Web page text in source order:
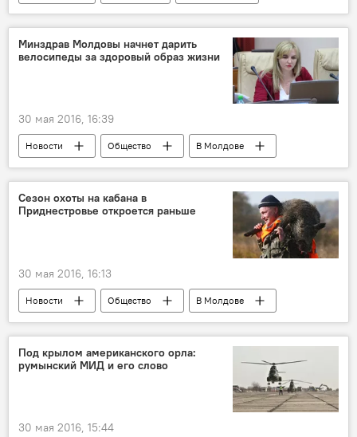
Румыния
Дан Кондря
Лаура Джеорджеску
ЦРУ
Hexi Pharma
Минздрав Молдовы начнет дарить
велосипеды за здоровый образ жизни
30 мая 2016, 16:39
Новости Общество
В Молдове
Республика Молдова
Руксанда Главан
медицина
страхование
велосипед
Здоровье
министерство здравоохранения, труда и социальной защиты
Сезон охоты на кабана в
Приднестровье откроется раньше
30 мая 2016, 16:13
Новости Общество
В Молдове
Приднестровье
Республика Молдова
кабан
Под крылом американского орла:
румынский МИД и его слово
30 мая 2016, 15:44